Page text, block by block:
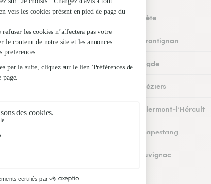
Fleuristes à Sète
Fleuristes à Frontignan
Fleuristes à Agde
Fleuristes à Béziers
Fleuristes à Clermont-l’Hérault
Fleuristes à Capestang
Fleuristes à Juvignac